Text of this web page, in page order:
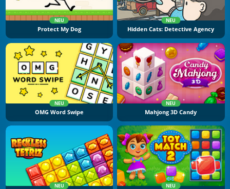
NEU
Protect My Dog
NEU
Hidden Cats: Detective Agency
NEU
OMG Word Swipe
NEU
Mahjong 3D Candy
NEU NEU